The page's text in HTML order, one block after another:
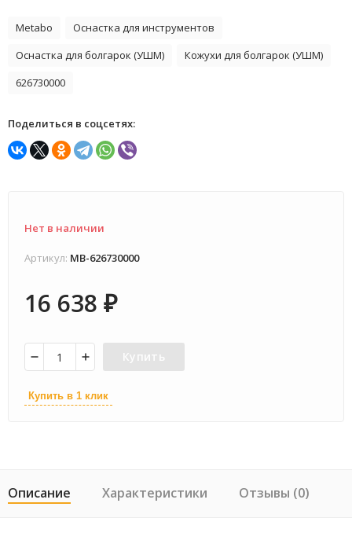
Metabo
Оснастка для инструментов
Оснастка для болгарок (УШМ)
Кожухи для болгарок (УШМ)
626730000
Поделиться в соцсетях:
Нет в наличии
Артикул: MB-626730000
16 638 ₽
Купить
Купить в 1 клик
Описание Характеристики Отзывы (0)